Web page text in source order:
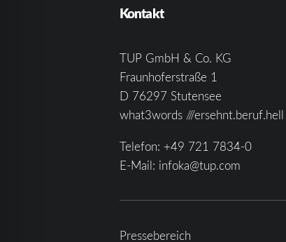
Kontakt
TUP GmbH & Co. KG
Fraunhoferstraße 1
D 76297 Stutensee
what3words ///ersehnt.beruf.hell
Telefon: +49 721 7834-0
E-Mail: infoka@tup.com
Pressebereich